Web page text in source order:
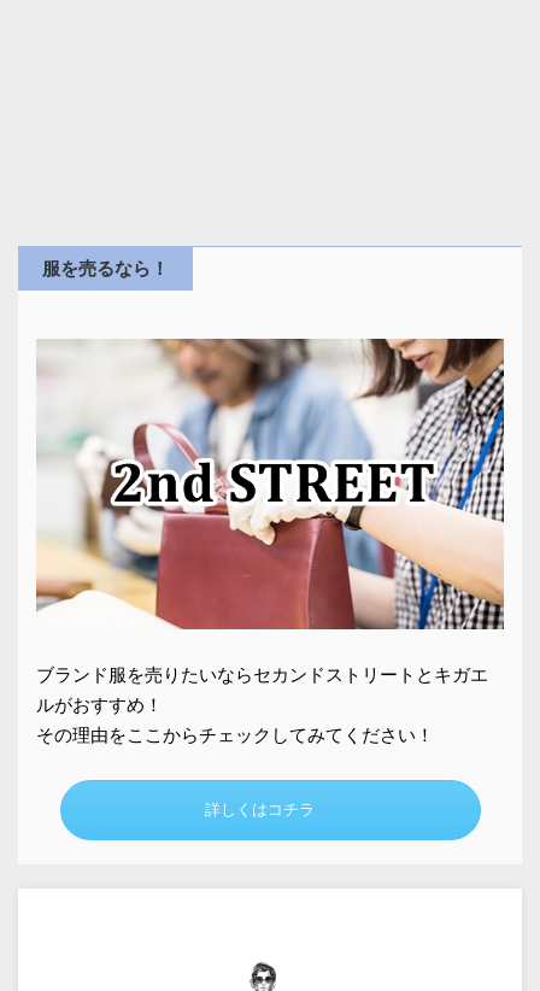
服を売るなら！
ブランド服を売りたいならセカンドストリートとキガエ
ルがおすすめ！
その理由をここからチェックしてみてください！
詳しくはコチラ